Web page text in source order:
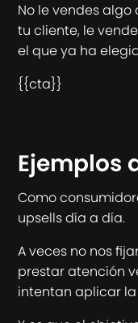
No le vendes
tu cliente, le
el que ya ha
{{cta}}
Ejemplos
Como
upsells día a día.
A veces no nos
prestar atención
intentan aplicar